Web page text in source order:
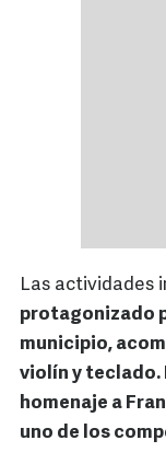
Las actividades
protagonizado
municipio,
violín y teclado.
homenaje a
uno de los